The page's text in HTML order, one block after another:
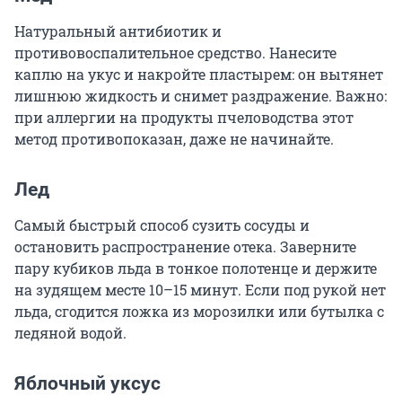
Натуральный антибиотик и
противовоспалительное средство. Нанесите
каплю на укус и накройте пластырем: он вытянет
лишнюю жидкость и снимет раздражение. Важно:
при аллергии на продукты пчеловодства этот
метод противопоказан, даже не начинайте.
Лед
Самый быстрый способ сузить сосуды и
остановить распространение отека. Заверните
пару кубиков льда в тонкое полотенце и держите
на зудящем месте 10–15 минут. Если под рукой нет
льда, сгодится ложка из морозилки или бутылка с
ледяной водой.
Яблочный уксус